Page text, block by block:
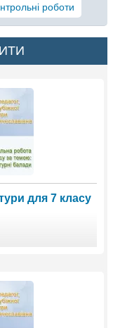
роботи
для 7 класу